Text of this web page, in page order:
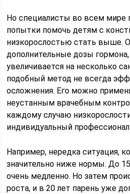
Но специалисты во всем мире
попытки помочь детям с
низкорослостью стать выше.
дополнительные дозы гормона,
увеличивается на несколько
подобный метод не всегда
осложнения. Его можно
неустанным врачебным
каждому случаю
индивидуальный
Например, нередка ситуация,
значительно ниже нормы. До
очень медленно. Но затем
роста, и в 20 лет парень уже